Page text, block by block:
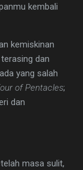
kembali
kemiskinan
dan
yang salah
of Pentacles;
dan
masa sulit,